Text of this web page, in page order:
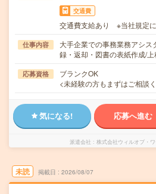
交通費
交通費支給あり ※当社規定
仕事内容
大手企業での事務業務アシ
録・返却・図書の表紙作成/
応募資格
ブランクOK
<未経験の方もまずはご相談
気になる! 応募へ進む
派遣会社 株式会社ウィルオブ・
未読 掲載日 2026/08/07